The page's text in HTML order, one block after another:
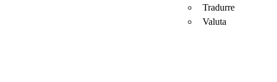
Tradurre
Valuta